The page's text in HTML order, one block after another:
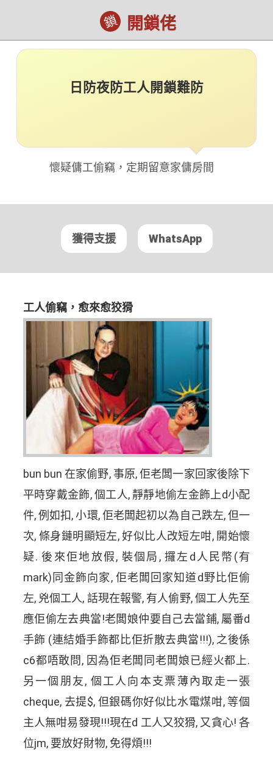
鎖 開鎖佬
日防夜防工人開鎖難防
懷疑傭工偷竊，定期留意家傭房間
獲得支援 WhatsApp
工人偷竊，愈來愈狡猾
bun bun 在家偷野, 事原, 佢老闆一家回家後除下
平時穿戴金飾, 個工人, 靜靜地偷左金飾上d小配
件, 例如扣, 小環, 佢老闆起初以為自己跌左, 但一
次, 條身鏈明顯短左, 好似比人改短左咁, 開始懷
疑. 後來佢地放假, 裝個局, 攞左d人民幣(有
mark)同金飾向家, 佢老闆回家知道d野比佢偷
左, 兇個工人, 話現在報警, 有人偷野, 個工人先至
應佢偷左去典當!老闆娘仲要自己去當鋪, 屬番d
手飾 (連結婚手飾都比佢折散去典當!!!), 之後係
c6都唔敢問, 因為佢老闆同老闆娘已經火都上.
另一個朋友, 個工人向本支票薄內取走一張
cheque, 去提$, 但銀碼你好似比水電煤咁, 等個
主人無咁易發現!!!現在d 工人又狡猾, 又貪心! 各
位jm, 要放好財物, 免得煩!!!